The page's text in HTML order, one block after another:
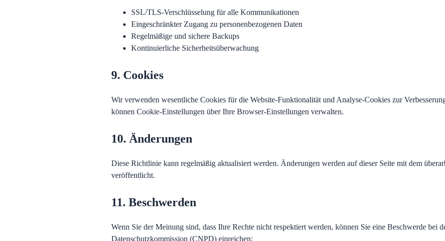
SSL/TLS-Verschlüsselung für alle Kommunikationen
Eingeschränkter Zugang zu personenbezogenen Daten
Regelmäßige und sichere Backups
Kontinuierliche Sicherheitsüberwachung
9. Cookies
Wir verwenden wesentliche Cookies für die Website-Funktionalität und Analyse-Cookies zur
können Cookie-Einstellungen über Ihre Browser-Einstellungen verwalten.
10. Änderungen
Diese Richtlinie kann regelmäßig aktualisiert werden. Änderungen werden auf dieser Seite mit dem
veröffentlicht.
11. Beschwerden
Wenn Sie der Meinung sind, dass Ihre Rechte nicht respektiert werden, können Sie eine Beschwerde bei
Datenschutzkommission (CNPD) einreichen: